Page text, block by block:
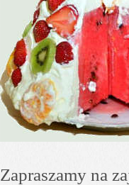
Zapraszamy na